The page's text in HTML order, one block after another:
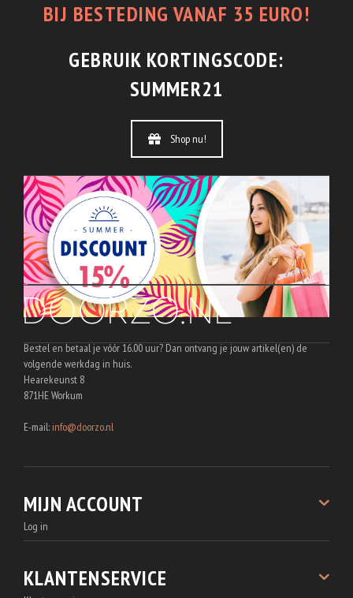
BIJ BESTEDING VANAF 35 EURO!
GEBRUIK KORTINGSCODE:
SUMMER21
Shop nu!
Bestel en betaal je vóór 16.00 uur? Dan ontvang je jouw artikel(en) de
volgende werkdag in huis.
Hearekeunst 8
871HE Workum
E-mail: info@doorzo.nl
MIJN ACCOUNT
Log in
Bestellingen
KLANTENSERVICE